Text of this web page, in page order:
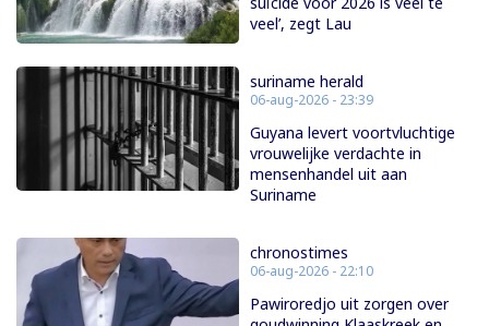
veel’, zegt Lau
suriname herald
06-aug-2026 - 23:39
Guyana levert voortvluchtige
vrouwelijke verdachte in
mensenhandel uit aan
Suriname
chronostimes
06-aug-2026 - 22:10
Pawiroredjo uit zorgen over